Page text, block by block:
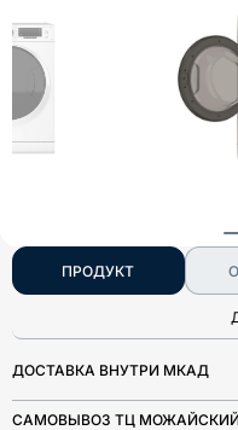
ПРОДУКТ
ДОСТАВКА ВНУТРИ МКАД
САМОВЫВОЗ ТЦ